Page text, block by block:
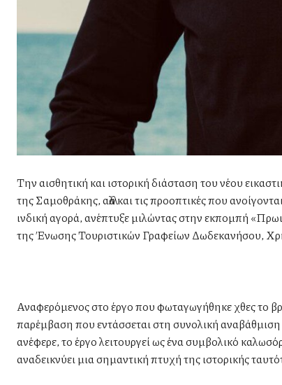
Την αισθητική και ιστορική διάσταση του νέου
της Σαμοθράκης, αλλά και τις προοπτικές που
ινδική αγορά, ανέπτυξε μιλώντας στην εκπομπή
της Ένωσης Τουριστικών Γραφείων Δωδεκανήσου,
Αναφερόμενος στο έργο που φωταγωγήθηκε χθες το
παρέμβαση που εντάσσεται στη συνολική
ανέφερε, το έργο λειτουργεί ως ένα συμβολικό
αναδεικνύει μια σημαντική πτυχή της ιστορικής